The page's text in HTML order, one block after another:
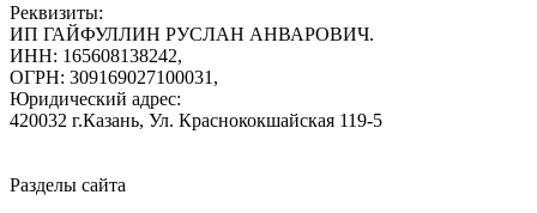
Реквизиты:
ИП ГАЙФУЛЛИН РУСЛАН АНВАРОВИЧ.
ИНН: 165608138242,
ОГРН: 309169027100031,
Юридический адрес:
420032 г.Казань, Ул. Краснококшайская 119-5
Разделы сайта